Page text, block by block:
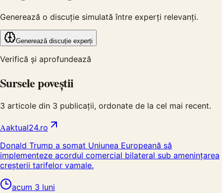
Generează o discuție simulată între experți relevanți.
Generează discuție experți
Verifică și aprofundează
Sursele poveștii
3 articole din 3 publicații, ordonate de la cel mai recent.
Aaktual24.ro
Donald Trump a somat Uniunea Europeană să
implementeze acordul comercial bilateral sub amenințarea
creșterii tarifelor vamale.
acum 3 luni